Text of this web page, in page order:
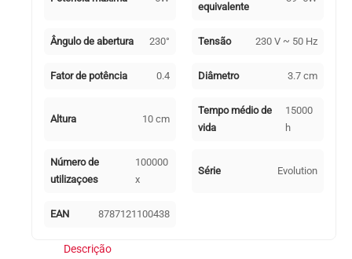
equivalente
Ângulo de abertura 230° Tensão 230 V ~ 50 Hz
Fator de potência 0.4 Diâmetro 3.7 cm
Altura 10 cm
Tempo médio de
vida
15000
h
Número de
utilizaçoes
100000
x
Série Evolution
EAN 8787121100438
Descrição